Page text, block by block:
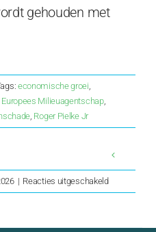
gehouden met
economische groei,
Europees Milieuagentschap,
, Roger Pielke Jr
| Reacties uitgeschakeldvoor
De
Finding